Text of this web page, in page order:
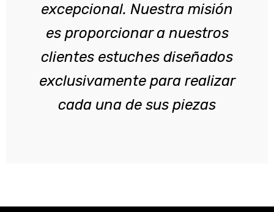
excepcional. Nuestra misión
es proporcionar a nuestros
clientes estuches diseñados
exclusivamente para realizar
cada una de sus piezas